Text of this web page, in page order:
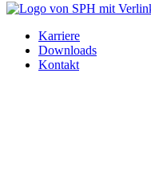
Karriere
Downloads
Kontakt